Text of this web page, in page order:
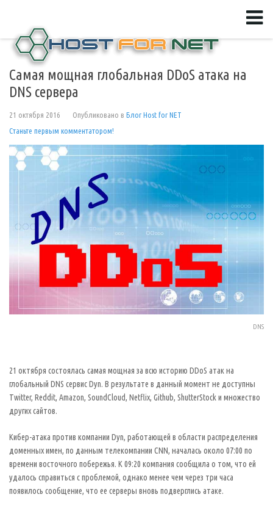
Cамая мощная глобальная DDoS атака на
DNS сервера
21 октября 2016 Опубликовано в Блог Host for NET
Станьте первым комментатором!
DNS
21 октября состоялась самая мощная за всю историю DDoS атак на
глобальный DNS сервис Dyn. В результате в данный момент не доступны
Twitter, Reddit, Amazon, SoundCloud, Netflix, Github, ShutterStock и множество
других сайтов.
Кибер-атака против компании Dyn, работающей в области распределения
доменных имен, по данным телекомпании CNN, началась около 07:00 по
времени восточного побережья. К 09:20 компания сообщила о том, что ей
удалось справиться с проблемой, однако менее чем через три часа
появилось сообщение, что ее серверы вновь подверглись атаке.